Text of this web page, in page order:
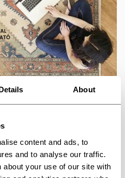
About
content and ads, to
and to analyse our traffic.
about your use of our site with
kutom od 120 stupnjeva
bilo koje veličine.
mobilne aplikacije–